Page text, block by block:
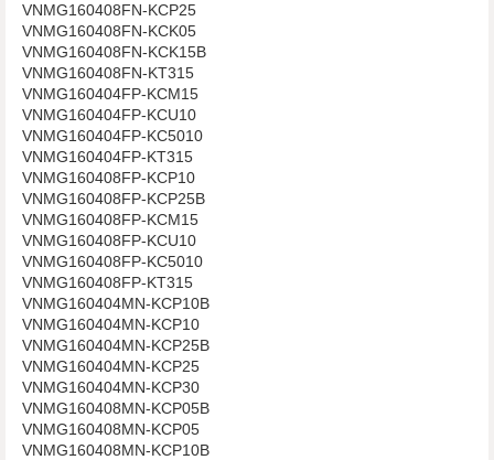
VNMG160408FN-KCP25
VNMG160408FN-KCK05
VNMG160408FN-KCK15B
VNMG160408FN-KT315
VNMG160404FP-KCM15
VNMG160404FP-KCU10
VNMG160404FP-KC5010
VNMG160404FP-KT315
VNMG160408FP-KCP10
VNMG160408FP-KCP25B
VNMG160408FP-KCM15
VNMG160408FP-KCU10
VNMG160408FP-KC5010
VNMG160408FP-KT315
VNMG160404MN-KCP10B
VNMG160404MN-KCP10
VNMG160404MN-KCP25B
VNMG160404MN-KCP25
VNMG160404MN-KCP30
VNMG160408MN-KCP05B
VNMG160408MN-KCP05
VNMG160408MN-KCP10B